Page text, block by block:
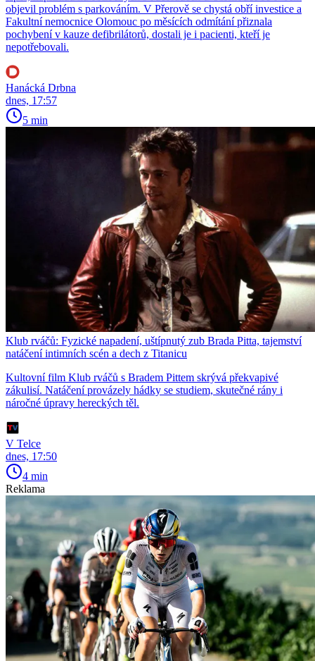
objevil problém s parkováním. V Přerově se chystá obří investice a
Fakultní nemocnice Olomouc po měsících odmítání přiznala
pochybení v kauze defibrilátorů, dostali je i pacienti, kteří je
nepotřebovali.
Hanácká Drbna
dnes, 17:57
5 min
Klub rváčů: Fyzické napadení, uštípnutý zub Brada Pitta, tajemství
natáčení intimních scén a dech z Titanicu
Kultovní film Klub rváčů s Bradem Pittem skrývá překvapivé
zákulisí. Natáčení provázely hádky se studiem, skutečné rány i
náročné úpravy hereckých těl.
V Telce
dnes, 17:50
4 min
Reklama